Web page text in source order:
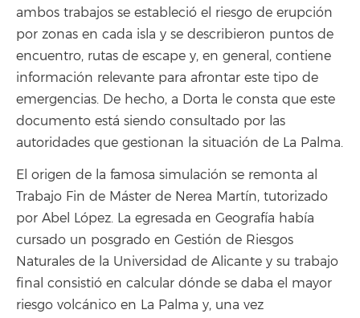
ambos trabajos se estableció el riesgo de erupción
por zonas en cada isla y se describieron puntos de
encuentro, rutas de escape y, en general, contiene
información relevante para afrontar este tipo de
emergencias. De hecho, a Dorta le consta que este
documento está siendo consultado por las
autoridades que gestionan la situación de La Palma.
El origen de la famosa simulación se remonta al
Trabajo Fin de Máster de Nerea Martín, tutorizado
por Abel López. La egresada en Geografía había
cursado un posgrado en Gestión de Riesgos
Naturales de la Universidad de Alicante y su trabajo
final consistió en calcular dónde se daba el mayor
riesgo volcánico en La Palma y, una vez